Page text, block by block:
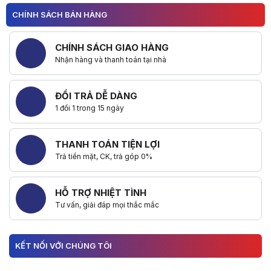
CHÍNH SÁCH BÁN HÀNG
CHÍNH SÁCH GIAO HÀNG
Nhận hàng và thanh toán tại nhà
ĐỔI TRẢ DỄ DÀNG
1 đổi 1 trong 15 ngày
THANH TOÁN TIỆN LỢI
Trả tiền mặt, CK, trả góp 0%
HỖ TRỢ NHIỆT TÌNH
Tư vấn, giải đáp mọi thắc mắc
KẾT NỐI VỚI CHÚNG TÔI